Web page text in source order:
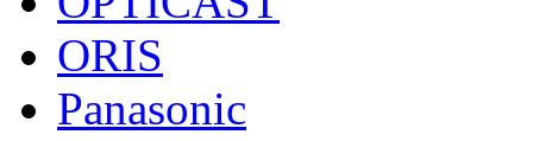
ORIS
Panasonic